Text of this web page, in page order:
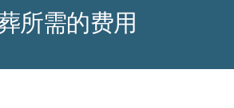
所需的费用